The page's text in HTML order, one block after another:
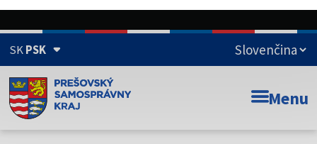
SKPSK
Doména psk.sk je oficiálna
Toto je oficiálna webová stránka Prešovského
Menu